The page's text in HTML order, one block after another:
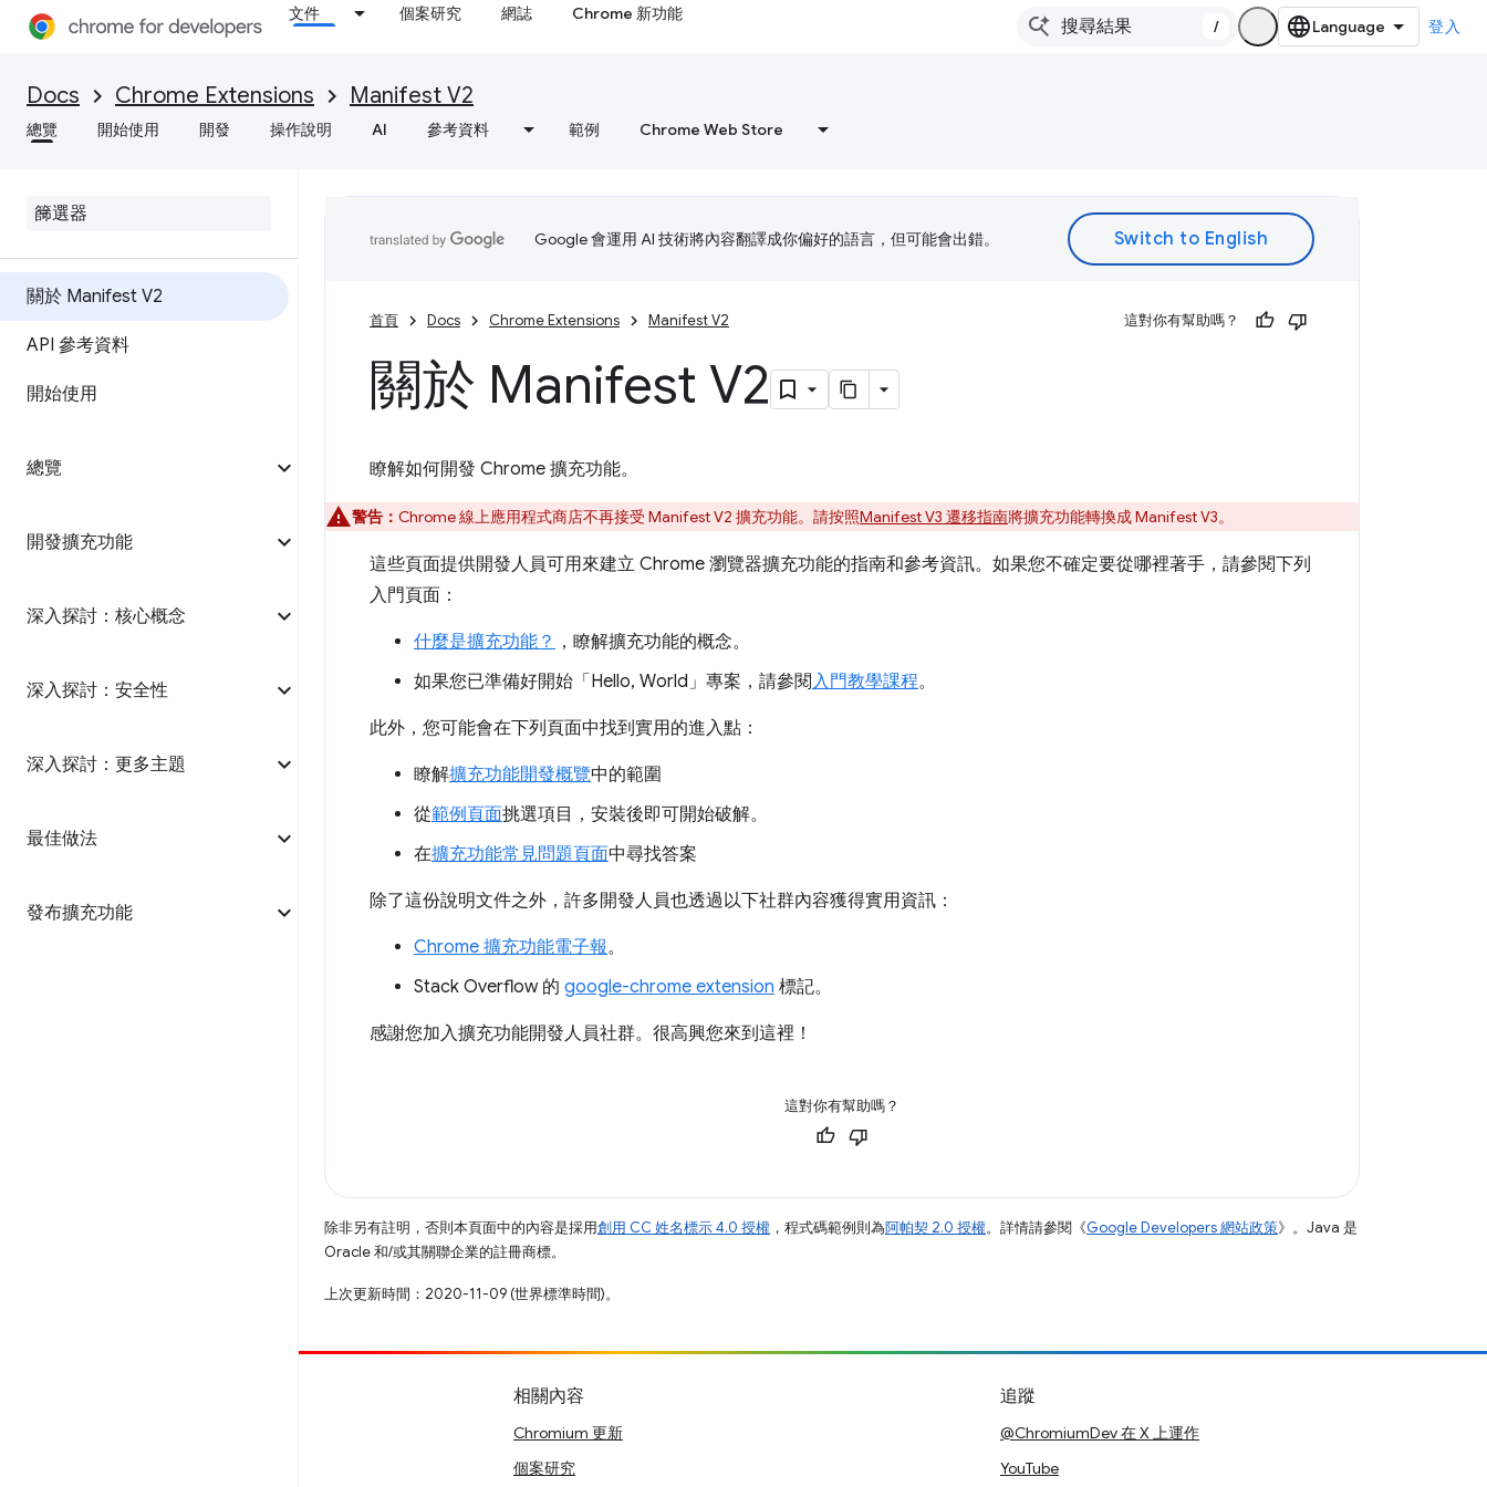
文件 個案研究 網誌 Chrome 新功能
/ 登入
Docs Chrome Extensions Manifest V2
總覽 開始使用 開發 操作說明 AI 參考資料 範例 Chrome Web Store
關於 Manifest V2
API 參考資料
開始使用
總覽
開發擴充功能
深入探討：核心概念
深入探討：安全性
深入探討：更多主題
最佳做法
發布擴充功能
Google 會運用 AI 技術將內容翻譯成你偏好的語言，但可能會出錯。
首頁 Docs Chrome Extensions Manifest V2 這對你有幫助嗎？
關於 Manifest V2
瞭解如何開發 Chrome 擴充功能。
警告： Chrome 線上應用程式商店不再接受 Manifest V2 擴充功能。請按照Manifest V3 遷移指南將擴充功能轉換成 Manifest V3。
這些頁面提供開發人員可用來建立 Chrome 瀏覽器擴充功能的指南和參考資訊。如果您不確定要從哪裡著手，請參閱下列
入門頁面：
什麼是擴充功能？ ，瞭解擴充功能的概念。
如果您已準備好開始「Hello, World」專案，請參閱入門教學課程。
此外，您可能會在下列頁面中找到實用的進入點：
瞭解擴充功能開發概覽中的範圍
從範例頁面挑選項目，安裝後即可開始破解。
在擴充功能常見問題頁面中尋找答案
除了這份說明文件之外，許多開發人員也透過以下社群內容獲得實用資訊：
Chrome 擴充功能電子報。
Stack Overflow 的 google-chrome extension 標記。
感謝您加入擴充功能開發人員社群。很高興您來到這裡！
這對你有幫助嗎？
除非另有註明，否則本頁面中的內容是採用創用 CC 姓名標示 4.0 授權 ，程式碼範例則為阿帕契 2.0 授權。詳情請參閱《Google Developers 網站政策》。Java 是
Oracle 和/或其關聯企業的註冊商標。
上次更新時間：2020-11-09 (世界標準時間)。
相關內容
Chromium 更新
個案研究
追蹤
@ChromiumDev 在 X 上運作
YouTube